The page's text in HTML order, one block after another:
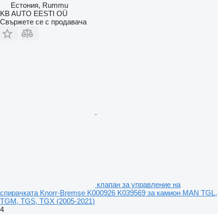
Естония, Rummu
KB AUTO EESTI OÜ
Свържете се с продавача
клапан за управление на
спирачката Knorr-Bremse K000926 K039569 за камион MAN TGL,
TGM, TGS, TGX (2005-2021)
4